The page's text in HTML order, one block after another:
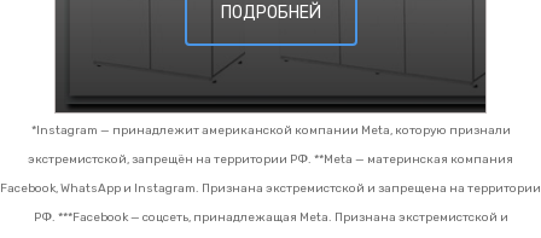
ПОДРОБНЕЙ
*Instagram — принадлежит американской компании Meta, которую признали
экстремистской, запрещён на территории РФ. **Meta — материнская компания
Facebook, WhatsApp и Instagram. Признана экстремистской и запрещена на территории
РФ. ***Facebook — соцсеть, принадлежащая Meta. Признана экстремистской и